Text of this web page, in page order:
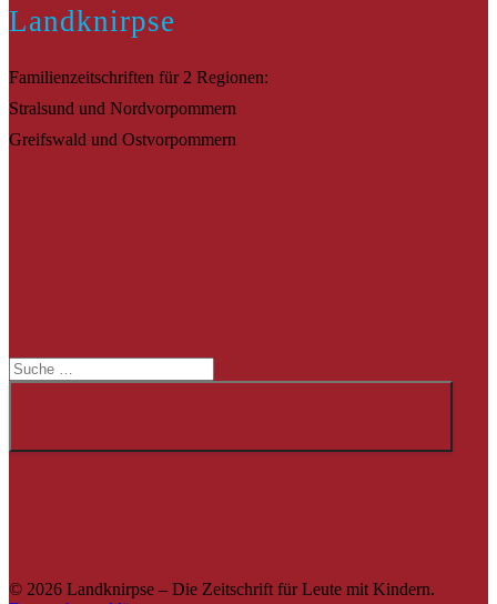
Landknirpse
Familienzeitschriften für 2 Regionen:
Stralsund und Nordvorpommern
Greifswald und Ostvorpommern
© 2026 Landknirpse – Die Zeitschrift für Leute mit Kindern.